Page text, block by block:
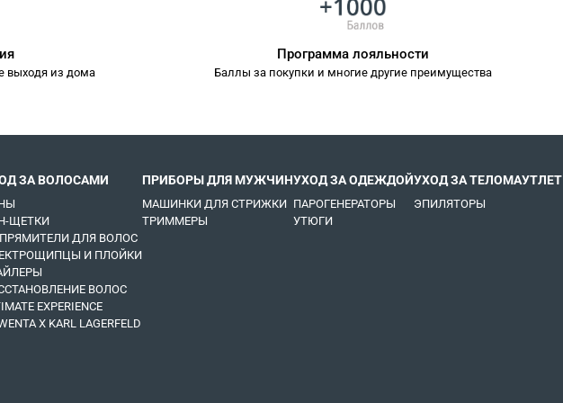
выходя из дома
Программа лояльности
Баллы за покупки и многие другие преимущества
ЗА ВОЛОСАМИ
ЩЕТКИ
ДЛЯ ВОЛОС
И ПЛОЙКИ
ВОЛОС
EXPERIENCE
X KARL LAGERFELD
ПРИБОРЫ ДЛЯ МУЖЧИН
МАШИНКИ ДЛЯ СТРИЖКИ
ТРИММЕРЫ
УХОД ЗА ОДЕЖДОЙ
ПАРОГЕНЕРАТОРЫ
УТЮГИ
УХОД ЗА ТЕЛОМ
ЭПИЛЯТОРЫ
АУТЛЕТ